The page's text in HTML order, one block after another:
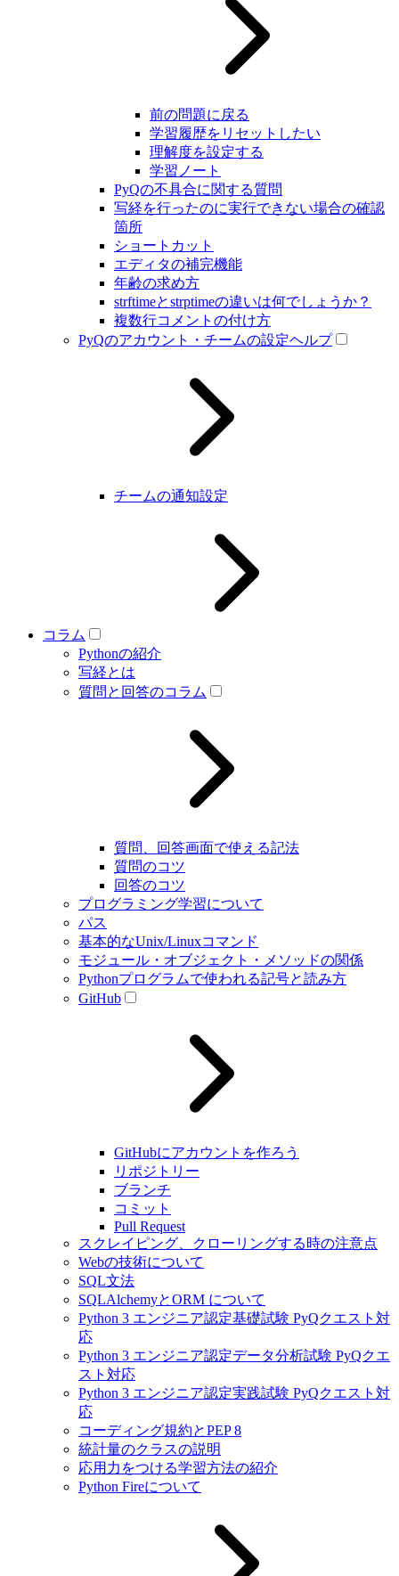
前の問題に戻る
学習履歴をリセットしたい
理解度を設定する
学習ノート
PyQの不具合に関する質問
写経を行ったのに実行できない場合の確認
箇所
ショートカット
エディタの補完機能
年齢の求め方
strftimeとstrptimeの違いは何でしょうか？
複数行コメントの付け方
PyQのアカウント・チームの設定ヘルプ
チームの通知設定
コラム
Pythonの紹介
写経とは
質問と回答のコラム
質問、回答画面で使える記法
質問のコツ
回答のコツ
プログラミング学習について
パス
基本的なUnix/Linuxコマンド
モジュール・オブジェクト・メソッドの関係
Pythonプログラムで使われる記号と読み方
GitHub
GitHubにアカウントを作ろう
リポジトリー
ブランチ
コミット
Pull Request
スクレイピング、クローリングする時の注意点
Webの技術について
SQL文法
SQLAlchemyとORM について
Python 3 エンジニア認定基礎試験 PyQクエスト対
応
Python 3 エンジニア認定データ分析試験 PyQクエ
スト対応
Python 3 エンジニア認定実践試験 PyQクエスト対
応
コーディング規約とPEP 8
統計量のクラスの説明
応用力をつける学習方法の紹介
Python Fireについて